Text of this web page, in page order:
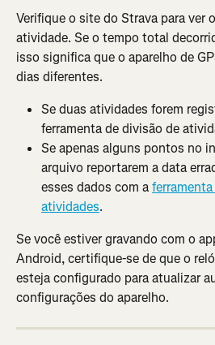
Verifique o site do Strava para ver
atividade. Se o tempo total
isso significa que o aparelho de
dias diferentes.
Se duas atividades forem
ferramenta de divisão de
Se apenas alguns pontos no
arquivo reportarem a data
esses dados com a
atividades.
Se você estiver gravando com o
Android, certifique-se de que o
esteja configurado para atualizar
configurações do aparelho.